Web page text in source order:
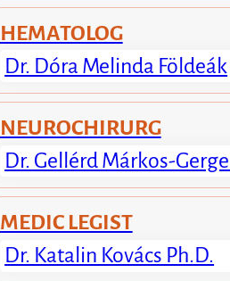
HEMATOLOG
Dr. Dóra Melinda Földeák
NEUROCHIRURG
Dr. Gellérd Márkos-
MEDIC LEGIST
Dr. Katalin Kovács Ph.D.